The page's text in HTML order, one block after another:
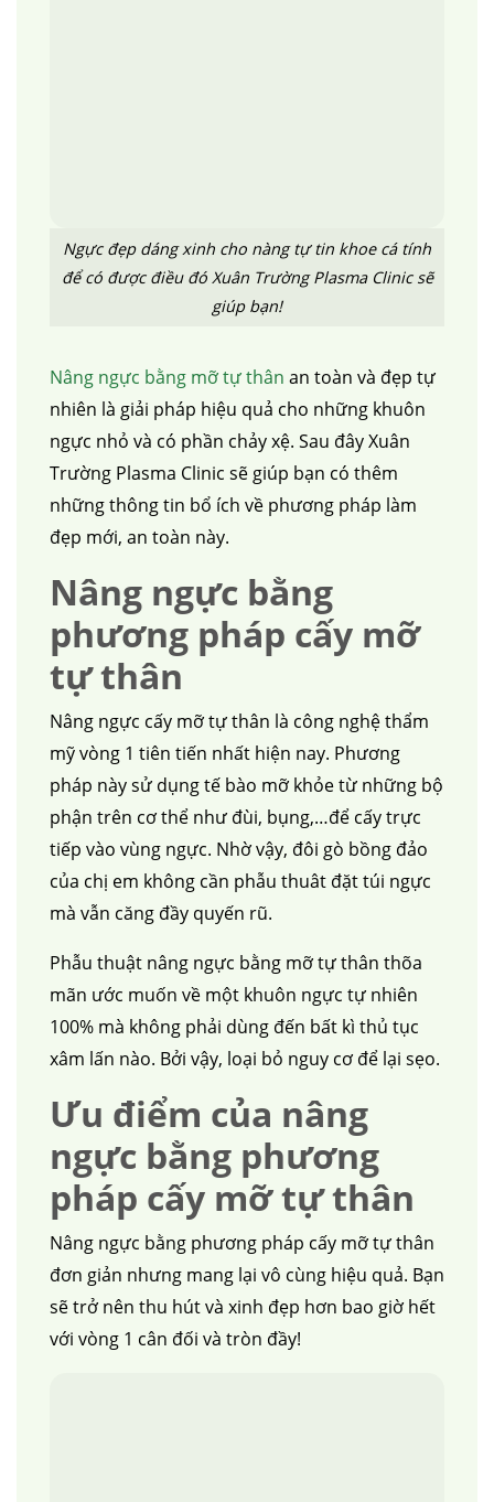
Ngực đẹp dáng xinh cho nàng tự tin khoe cá tính
để có được điều đó Xuân Trường Plasma Clinic sẽ
giúp bạn!
Nâng ngực bằng mỡ tự thân an toàn và đẹp tự
nhiên là giải pháp hiệu quả cho những khuôn
ngực nhỏ và có phần chảy xệ. Sau đây Xuân
Trường Plasma Clinic sẽ giúp bạn có thêm
những thông tin bổ ích về phương pháp làm
đẹp mới, an toàn này.
Nâng ngực bằng
phương pháp cấy mỡ
tự thân
Nâng ngực cấy mỡ tự thân là công nghệ thẩm
mỹ vòng 1 tiên tiến nhất hiện nay. Phương
pháp này sử dụng tế bào mỡ khỏe từ những bộ
phận trên cơ thể như đùi, bụng,…để cấy trực
tiếp vào vùng ngực. Nhờ vậy, đôi gò bồng đảo
của chị em không cần phẫu thuât đặt túi ngực
mà vẫn căng đầy quyến rũ.
Phẫu thuật nâng ngực bằng mỡ tự thân thõa
mãn ước muốn về một khuôn ngực tự nhiên
100% mà không phải dùng đến bất kì thủ tục
xâm lấn nào. Bởi vậy, loại bỏ nguy cơ để lại sẹo.
Ưu điểm của nâng
ngực bằng phương
pháp cấy mỡ tự thân
Nâng ngực bằng phương pháp cấy mỡ tự thân
đơn giản nhưng mang lại vô cùng hiệu quả. Bạn
sẽ trở nên thu hút và xinh đẹp hơn bao giờ hết
với vòng 1 cân đối và tròn đầy!